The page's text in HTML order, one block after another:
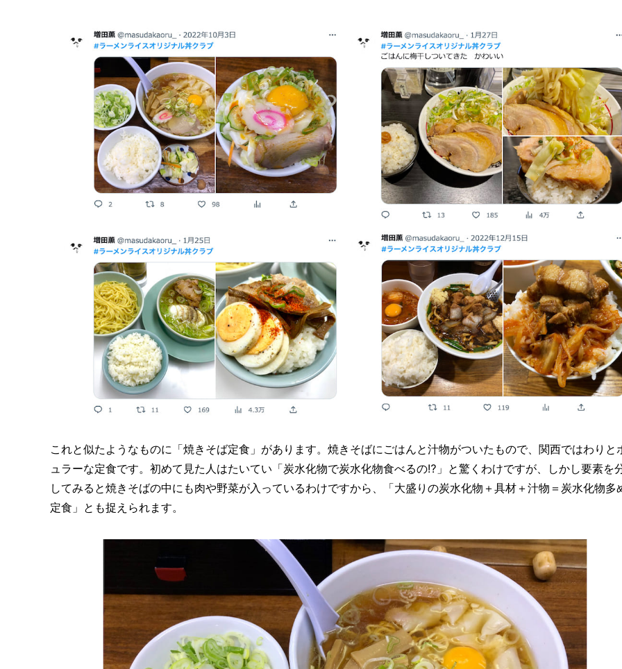
これと似たようなものに「焼きそば定食」があります。焼きそばにごはんと汁物がついたもので、関西ではわりと
ュラーな定食です。初めて見た人はたいてい「炭水化物で炭水化物食べるの⁉」と驚くわけですが、しかし要素を
してみると焼きそばの中にも肉や野菜が入っているわけですから、「大盛りの炭水化物＋具材＋汁物＝炭水化物多
定食」とも捉えられます。